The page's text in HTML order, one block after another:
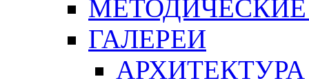
ГАЛЕРЕИ
АРХИТЕКТУРА